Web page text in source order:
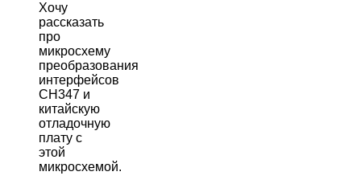
Хочу
рассказать
про
микросхему
преобразования
интерфейсов
CH347 и
китайскую
отладочную
плату с
этой
микросхемой.